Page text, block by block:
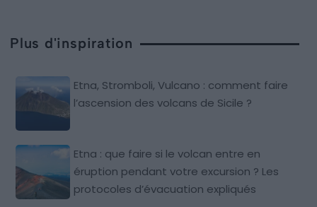
Plus d'inspiration
Etna, Stromboli, Vulcano : comment faire
l’ascension des volcans de Sicile ?
Etna : que faire si le volcan entre en
éruption pendant votre excursion ? Les
protocoles d’évacuation expliqués